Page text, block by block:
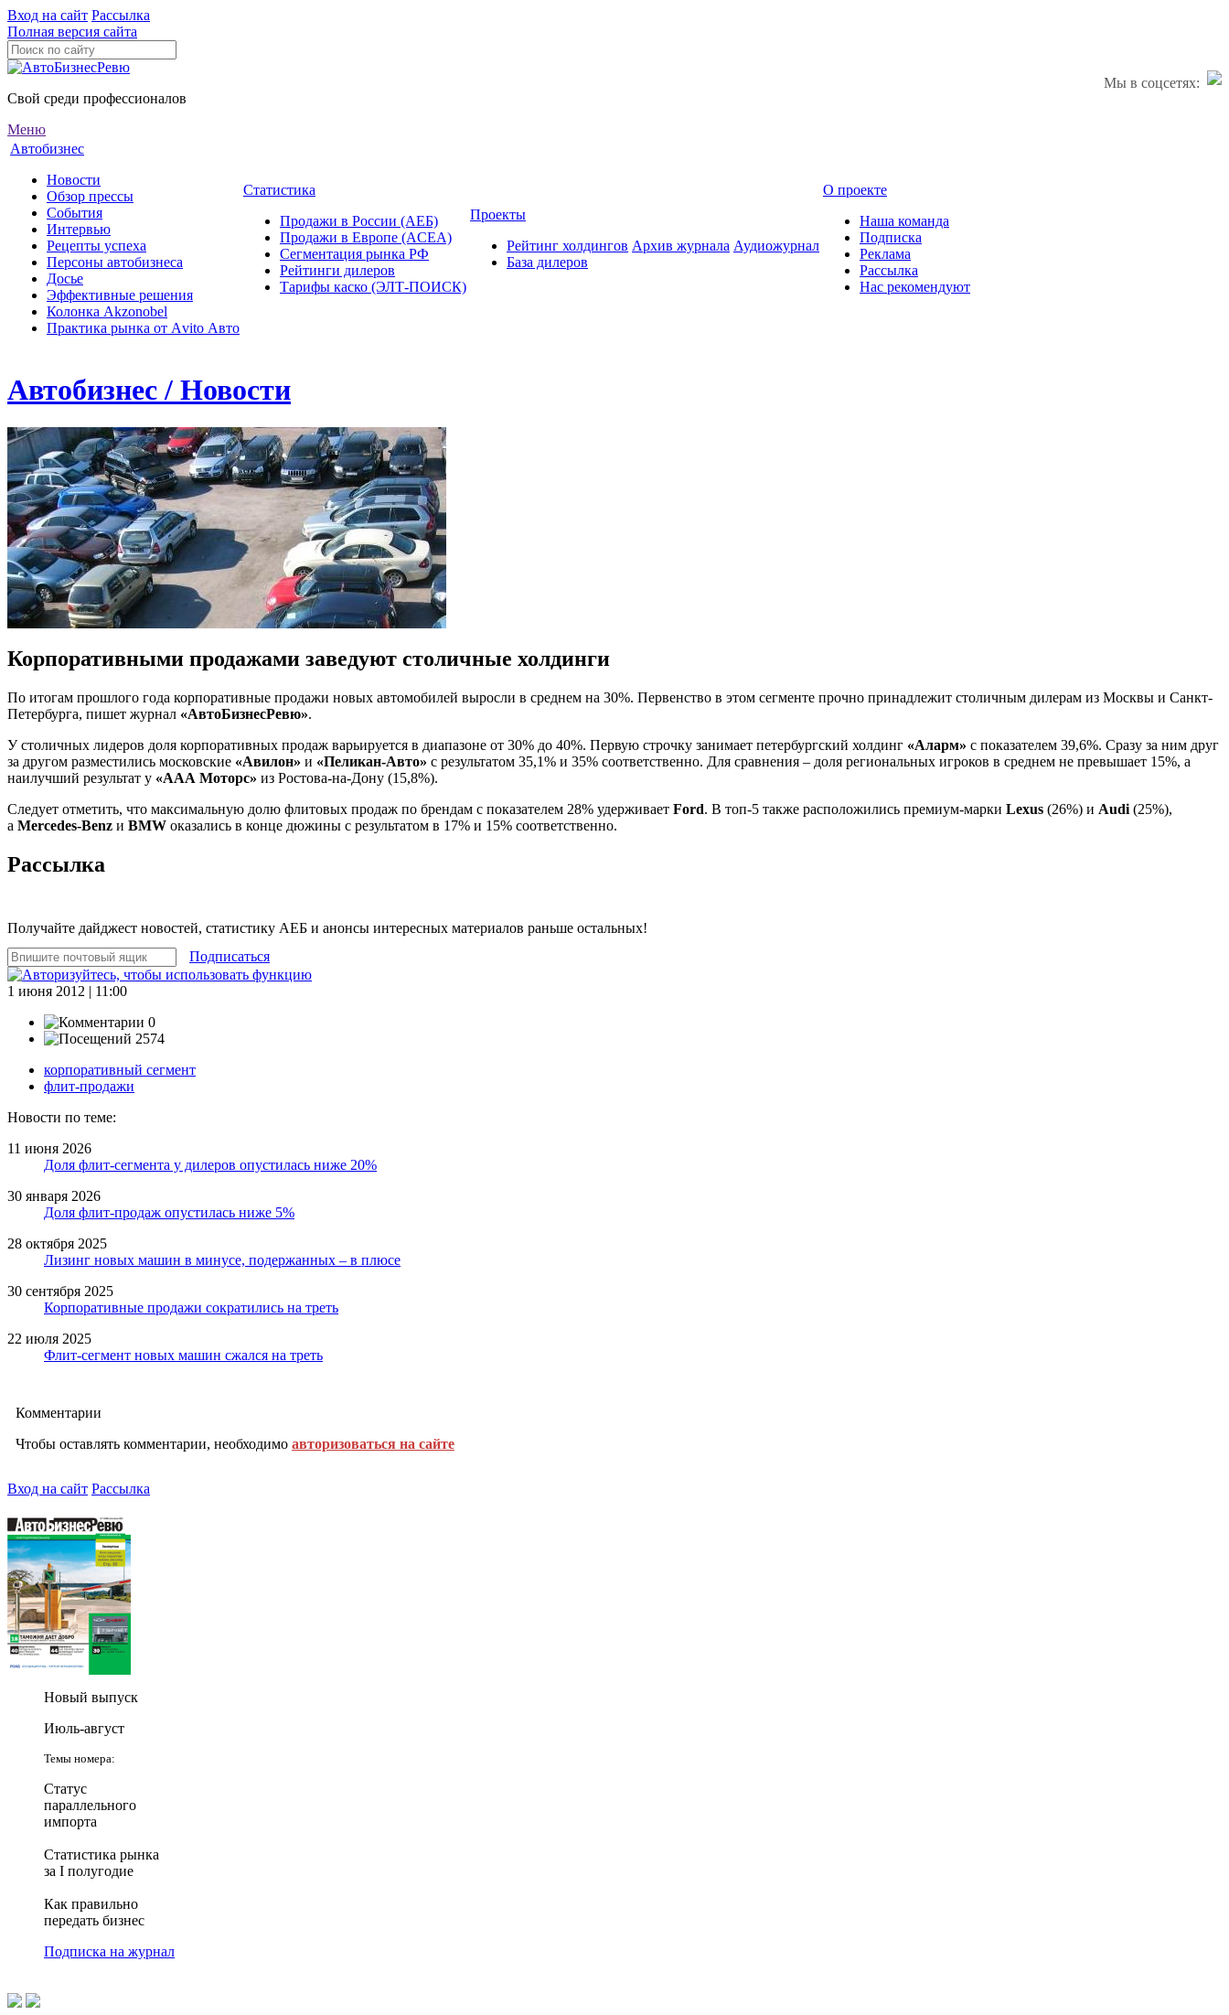
Вход на сайт Рассылка
Полная версия сайта
Мы в соцсетях:
Свой среди профессионалов
Меню
Автобизнес
Новости
Обзор прессы
События
Интервью
Рецепты успеха
Персоны автобизнеса
Досье
Эффективные решения
Колонка Akzonobel
Практика рынка от Аvito Авто
Статистика
Продажи в России (АЕБ)
Продажи в Европе (ACEA)
Сегментация рынка РФ
Рейтинги дилеров
Тарифы каско (ЭЛТ-ПОИСК)
Проекты
Рейтинг холдингов
База дилеров
Архив журнала Аудиожурнал
О проекте
Наша команда
Подписка
Реклама
Рассылка
Нас рекомендуют
Автобизнес / Новости
Корпоративными продажами заведуют столичные холдинги
По итогам прошлого года корпоративные продажи новых автомобилей выросли в среднем на 30%. Первенство в этом сегменте прочно принадлежит столичным дилерам из Москвы и Санкт-
Петербурга, пишет журнал «АвтоБизнесРевю».
У столичных лидеров доля корпоративных продаж варьируется в диапазоне от 30% до 40%. Первую строчку занимает петербургский холдинг «Аларм» с показателем 39,6%. Сразу за ним друг
за другом разместились московские «Авилон» и «Пеликан-Авто» с результатом 35,1% и 35% соответственно. Для сравнения – доля региональных игроков в среднем не превышает 15%, а
наилучший результат у «ААА Моторс» из Ростова-на-Дону (15,8%).
Следует отметить, что максимальную долю флитовых продаж по брендам с показателем 28% удерживает Ford. В топ-5 также расположились премиум-марки Lexus (26%) и Audi (25%),
а Mercedes-Benz и BMW оказались в конце дюжины с результатом в 17% и 15% соответственно.
Рассылка
Получайте дайджест новостей, статистику АЕБ и анонсы интересных материалов раньше остальных!
Подписаться
1 июня 2012 | 11:00
0
2574
корпоративный сегмент
флит-продажи
Новости по теме:
11 июня 2026
Доля флит-сегмента у дилеров опустилась ниже 20%
30 января 2026
Доля флит-продаж опустилась ниже 5%
28 октября 2025
Лизинг новых машин в минусе, подержанных – в плюсе
30 сентября 2025
Корпоративные продажи сократились на треть
22 июля 2025
Флит-сегмент новых машин сжался на треть
Комментарии
Чтобы оставлять комментарии, необходимо авторизоваться на сайте
Вход на сайт Рассылка
Новый выпуск
Июль-август
Темы номера:
Статус
параллельного
импорта
Статистика рынка
за I полугодие
Как правильно
передать бизнес
Подписка на журнал